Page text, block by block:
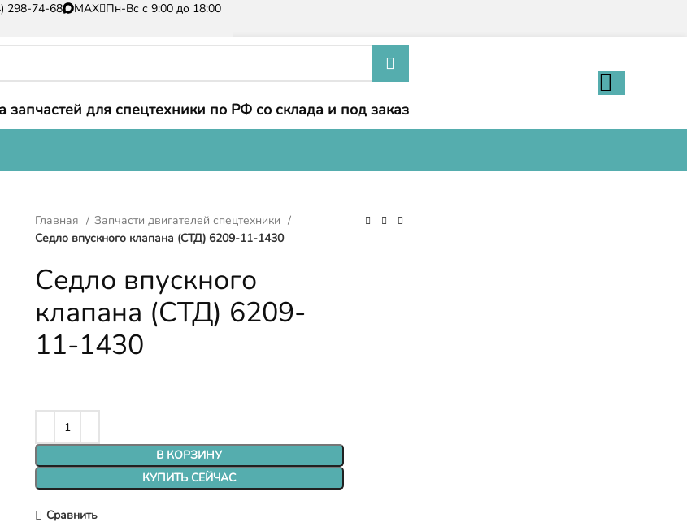
298-74-68 MAX Пн-Вс с 9:00 до 18:00
запчастей для спецтехники по РФ со склада и под заказ
Главная
Запчасти двигателей спецтехники
Седло впускного клапана (СТД) 6209-11-1430
Седло впускного
клапана (СТД) 6209-
11-1430
В КОРЗИНУ
КУПИТЬ СЕЙЧАС
Сравнить